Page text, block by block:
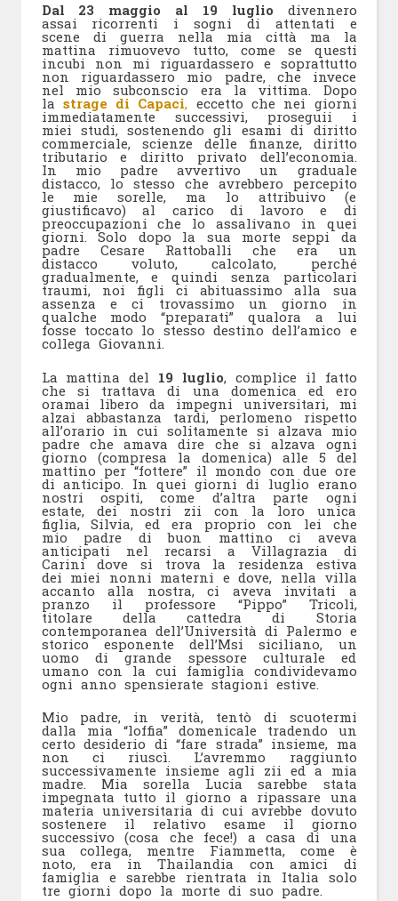
Dal 23 maggio al 19 luglio divennero
assai ricorrenti i sogni di attentati e
scene di guerra nella mia città ma la
mattina rimuovevo tutto, come se questi
incubi non mi riguardassero e soprattutto
non riguardassero mio padre, che invece
nel mio subconscio era la vittima. Dopo
la strage di Capaci, eccetto che nei giorni
immediatamente successivi, proseguii i
miei studi, sostenendo gli esami di diritto
commerciale, scienze delle finanze, diritto
tributario e diritto privato dell’economia.
In mio padre avvertivo un graduale
distacco, lo stesso che avrebbero percepito
le mie sorelle, ma lo attribuivo (e
giustificavo) al carico di lavoro e di
preoccupazioni che lo assalivano in quei
giorni. Solo dopo la sua morte seppi da
padre Cesare Rattoballi che era un
distacco voluto, calcolato, perché
gradualmente, e quindi senza particolari
traumi, noi figli ci abituassimo alla sua
assenza e ci trovassimo un giorno in
qualche modo “preparati” qualora a lui
fosse toccato lo stesso destino dell’amico e
collega Giovanni.
La mattina del 19 luglio, complice il fatto
che si trattava di una domenica ed ero
oramai libero da impegni universitari, mi
alzai abbastanza tardi, perlomeno rispetto
all’orario in cui solitamente si alzava mio
padre che amava dire che si alzava ogni
giorno (compresa la domenica) alle 5 del
mattino per “fottere” il mondo con due ore
di anticipo. In quei giorni di luglio erano
nostri ospiti, come d’altra parte ogni
estate, dei nostri zii con la loro unica
figlia, Silvia, ed era proprio con lei che
mio padre di buon mattino ci aveva
anticipati nel recarsi a Villagrazia di
Carini dove si trova la residenza estiva
dei miei nonni materni e dove, nella villa
accanto alla nostra, ci aveva invitati a
pranzo il professore “Pippo” Tricoli,
titolare della cattedra di Storia
contemporanea dell’Università di Palermo e
storico esponente dell’Msi siciliano, un
uomo di grande spessore culturale ed
umano con la cui famiglia condividevamo
ogni anno spensierate stagioni estive.
Mio padre, in verità, tentò di scuotermi
dalla mia “loffia” domenicale tradendo un
certo desiderio di “fare strada” insieme, ma
non ci riuscì. L’avremmo raggiunto
successivamente insieme agli zii ed a mia
madre. Mia sorella Lucia sarebbe stata
impegnata tutto il giorno a ripassare una
materia universitaria di cui avrebbe dovuto
sostenere il relativo esame il giorno
successivo (cosa che fece!) a casa di una
sua collega, mentre Fiammetta, come è
noto, era in Thailandia con amici di
famiglia e sarebbe rientrata in Italia solo
tre giorni dopo la morte di suo padre.